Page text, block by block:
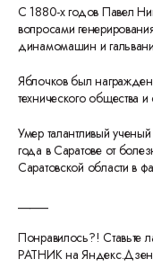
С 1880-х годов Павел
вопросами
динамомашин и
Яблочков был
технического общества
Умер талантливый
года в Саратове от
Саратовской области в
Понравилось?! Ставьте
РАТНИК на Яндекс.Дзен